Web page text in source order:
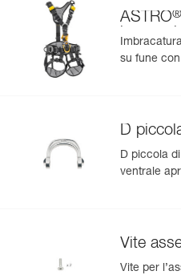
compilate automaticamente.
Importa ed esporta
Visualizza lo storico di un
produzione.
ASTRO®
su fune
D
D piccola
ventrale
Vite
Vite per